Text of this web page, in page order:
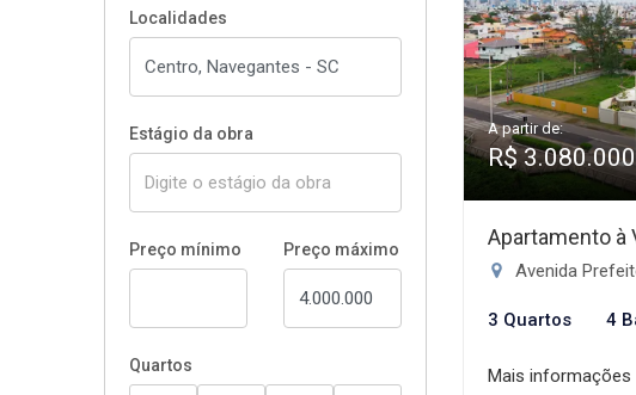
Localidades
Estágio da obra
Preço mínimo Preço máximo
Quartos
A partir de:
R$ 3.080.000
Apartamento à
Avenida Prefeito
3 Quartos 4
Mais informações